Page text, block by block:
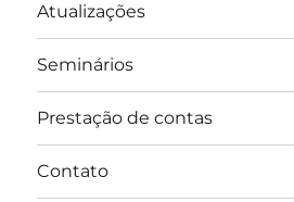
Atualizações
Seminários
Prestação de contas
Contato